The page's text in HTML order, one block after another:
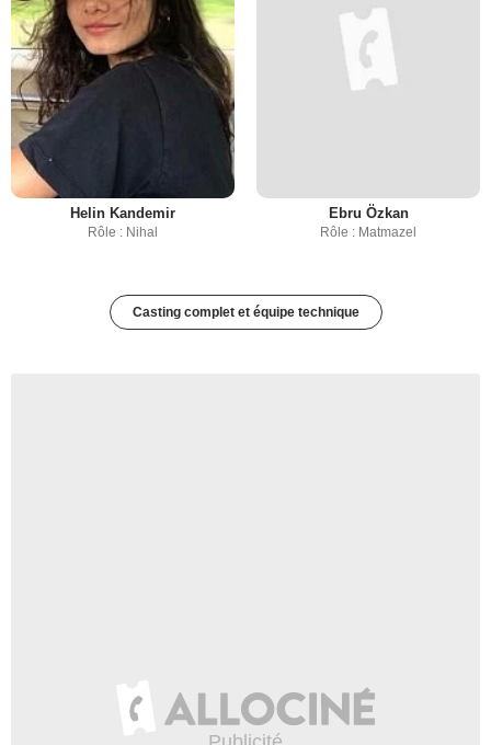
Helin Kandemir
Rôle : Nihal
Ebru Özkan
Rôle : Matmazel
Casting complet et équipe technique